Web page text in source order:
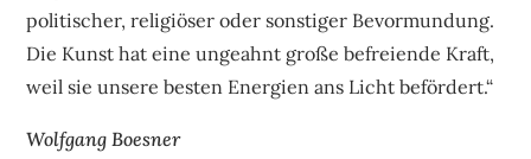
politischer, religiöser oder sonstiger Bevormundung.
Die Kunst hat eine ungeahnt große befreiende Kraft,
weil sie unsere besten Energien ans Licht befördert.“
Wolfgang Boesner